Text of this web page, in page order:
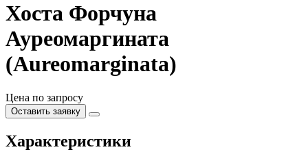
Хоста Форчуна
Ауреомаргината
(Aureomarginata)
Цена по запросу
Оставить заявку
Характеристики